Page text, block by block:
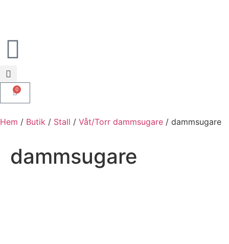
0
Hem / Butik / Stall / Våt/Torr dammsugare / dammsugare
dammsugare